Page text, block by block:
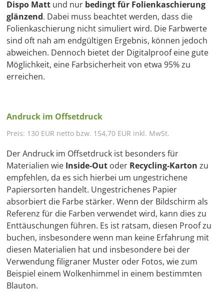
Dispo Matt und nur bedingt für Folienkaschierung
glänzend. Dabei muss beachtet werden, dass die
Folienkaschierung nicht simuliert wird. Die Farbwerte
sind oft nah am endgültigen Ergebnis, können jedoch
abweichen. Dennoch bietet der Digitalproof eine gute
Möglichkeit, eine Farbsicherheit von etwa 95% zu
erreichen.
Andruck im Offsetdruck
Preis: 130 EUR netto bzw. 154,70 EUR inkl. MwSt.
Der Andruck im Offsetdruck ist besonders für
Materialien wie Inside-Out oder Recycling-Karton zu
empfehlen, da es sich hierbei um ungestrichene
Papiersorten handelt. Ungestrichenes Papier
absorbiert die Farbe stärker. Wenn der Bildschirm als
Referenz für die Farben verwendet wird, kann dies zu
Enttäuschungen führen. Es ist ratsam, diesen Proof zu
buchen, insbesondere wenn man keine Erfahrung mit
diesen Materialien hat und insbesondere bei der
Verwendung filigraner Muster oder Fotos, wie zum
Beispiel einem Wolkenhimmel in einem bestimmten
Blauton.